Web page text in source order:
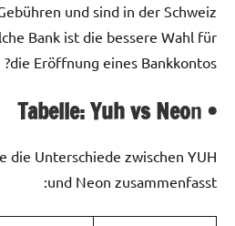
und sind in der Schweiz
Bank ist die bessere Wahl für
die Eröffnung eines Bankkontos?
• Tabelle: Yuh vs Neo
n
die Unterschiede zwischen YUH
und Neon zusammenfasst: